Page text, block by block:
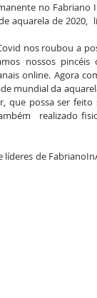
no
aquarela de 2020,
nos roubou a
nossos
online. Agora
mundial da
que possa ser
realizado